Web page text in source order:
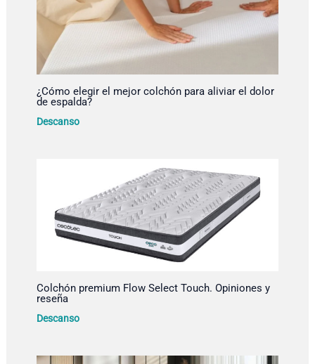
¿Cómo elegir el mejor colchón para aliviar el dolor
de espalda?
Descanso
Colchón premium Flow Select Touch. Opiniones y
reseña
Descanso